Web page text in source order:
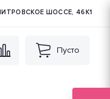
ШОССЕ, 46К1
Пусто